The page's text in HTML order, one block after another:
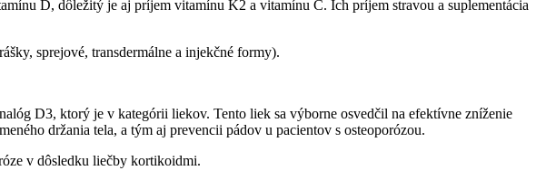
D, dôležitý je aj príjem vitamínu K2 a vitamínu C. Ich príjem stravou a suplementácia
sprejové, transdermálne a injekčné formy).
D3, ktorý je v kategórii liekov. Tento liek sa výborne osvedčil na efektívne zníženie
držania tela, a tým aj prevencii pádov u pacientov s osteoporózou.
v dôsledku liečby kortikoidmi.